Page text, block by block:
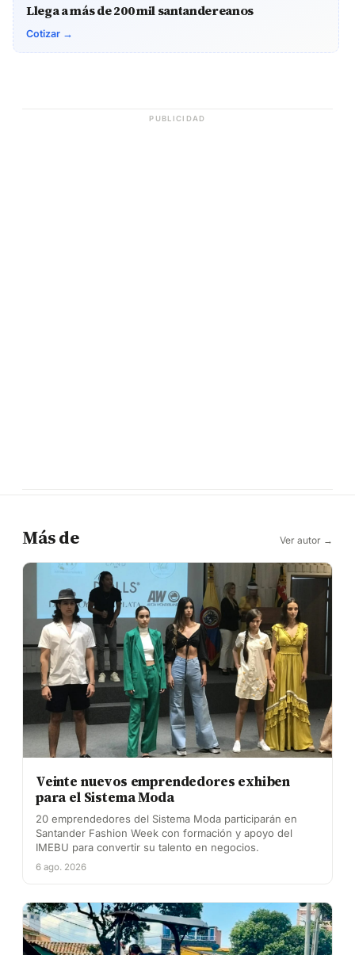
Llega a más de 200 mil santandereanos
Cotizar →
PUBLICIDAD
Más de Ver autor →
Veinte nuevos emprendedores exhiben
para el Sistema Moda
20 emprendedores del Sistema Moda participarán en
Santander Fashion Week con formación y apoyo del
IMEBU para convertir su talento en negocios.
6 ago. 2026